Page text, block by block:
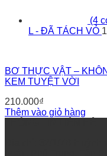
(4
L - ĐÃ TÁCH VỎ
BƠ THỰC VẬT –
KEM TUYỆT VỜI
210.000₫
Thêm vào giỏ hàng